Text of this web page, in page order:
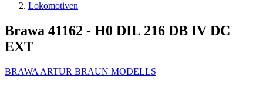
Lokomotiven
Brawa 41162 - H0 DIL 216 DB IV DC
EXT
BRAWA ARTUR BRAUN MODELLS